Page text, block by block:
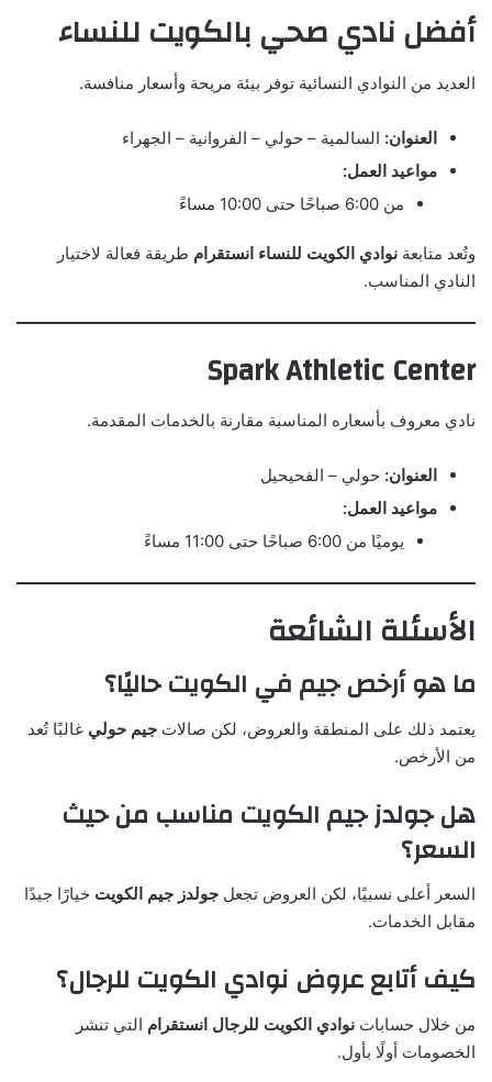
أفضل نادي صحي بالكويت للنساء
العديد من النوادي النسائية توفر بيئة مريحة وأسعار منافسة.
العنوان: السالمية – حولي – الفروانية – الجهراء
مواعيد العمل:
من 6:00 صباحًا حتى 10:00 مساءً
وتُعد متابعة نوادي الكويت للنساء انستقرام طريقة فعالة لاختيار
النادي المناسب.
Spark Athletic Center
نادي معروف بأسعاره المناسبة مقارنة بالخدمات المقدمة.
العنوان: حولي – الفحيحيل
مواعيد العمل:
يوميًا من 6:00 صباحًا حتى 11:00 مساءً
الأسئلة الشائعة
ما هو أرخص جيم في الكويت حاليًا؟
يعتمد ذلك على المنطقة والعروض، لكن صالات جيم حولي غالبًا تُعد
من الأرخص.
هل جولدز جيم الكويت مناسب من حيث
السعر؟
السعر أعلى نسبيًا، لكن العروض تجعل جولدز جيم الكويت خيارًا جيدًا
مقابل الخدمات.
كيف أتابع عروض نوادي الكويت للرجال؟
من خلال حسابات نوادي الكويت للرجال انستقرام التي تنشر
الخصومات أولًا بأول.